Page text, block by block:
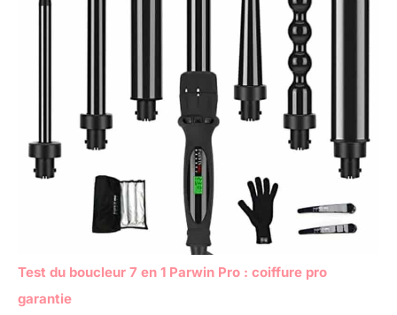
Test du boucleur 7 en 1 Parwin Pro : coiffure pro
garantie